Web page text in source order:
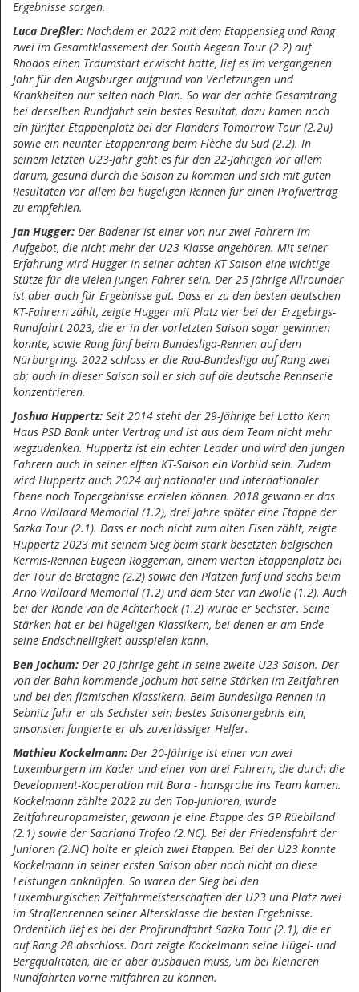
Ergebnisse sorgen.
Luca Dreßler: Nachdem er 2022 mit dem Etappensieg und Rang
zwei im Gesamtklassement der South Aegean Tour (2.2) auf
Rhodos einen Traumstart erwischt hatte, lief es im vergangenen
Jahr für den Augsburger aufgrund von Verletzungen und
Krankheiten nur selten nach Plan. So war der achte Gesamtrang
bei derselben Rundfahrt sein bestes Resultat, dazu kamen noch
ein fünfter Etappenplatz bei der Flanders Tomorrow Tour (2.2u)
sowie ein neunter Etappenrang beim Flèche du Sud (2.2). In
seinem letzten U23-Jahr geht es für den 22-Jährigen vor allem
darum, gesund durch die Saison zu kommen und sich mit guten
Resultaten vor allem bei hügeligen Rennen für einen Profivertrag
zu empfehlen.
Jan Hugger: Der Badener ist einer von nur zwei Fahrern im
Aufgebot, die nicht mehr der U23-Klasse angehören. Mit seiner
Erfahrung wird Hugger in seiner achten KT-Saison eine wichtige
Stütze für die vielen jungen Fahrer sein. Der 25-jährige Allrounder
ist aber auch für Ergebnisse gut. Dass er zu den besten deutschen
KT-Fahrern zählt, zeigte Hugger mit Platz vier bei der Erzgebirgs-
Rundfahrt 2023, die er in der vorletzten Saison sogar gewinnen
konnte, sowie Rang fünf beim Bundesliga-Rennen auf dem
Nürburgring. 2022 schloss er die Rad-Bundesliga auf Rang zwei
ab; auch in dieser Saison soll er sich auf die deutsche Rennserie
konzentrieren.
Joshua Huppertz: Seit 2014 steht der 29-Jährige bei Lotto Kern
Haus PSD Bank unter Vertrag und ist aus dem Team nicht mehr
wegzudenken. Huppertz ist ein echter Leader und wird den jungen
Fahrern auch in seiner elften KT-Saison ein Vorbild sein. Zudem
wird Huppertz auch 2024 auf nationaler und internationaler
Ebene noch Topergebnisse erzielen können. 2018 gewann er das
Arno Wallaard Memorial (1.2), drei Jahre später eine Etappe der
Sazka Tour (2.1). Dass er noch nicht zum alten Eisen zählt, zeigte
Huppertz 2023 mit seinem Sieg beim stark besetzten belgischen
Kermis-Rennen Eugeen Roggeman, einem vierten Etappenplatz bei
der Tour de Bretagne (2.2) sowie den Plätzen fünf und sechs beim
Arno Wallaard Memorial (1.2) und dem Ster van Zwolle (1.2). Auch
bei der Ronde van de Achterhoek (1.2) wurde er Sechster. Seine
Stärken hat er bei hügeligen Klassikern, bei denen er am Ende
seine Endschnelligkeit ausspielen kann.
Ben Jochum: Der 20-Jährige geht in seine zweite U23-Saison. Der
von der Bahn kommende Jochum hat seine Stärken im Zeitfahren
und bei den flämischen Klassikern. Beim Bundesliga-Rennen in
Sebnitz fuhr er als Sechster sein bestes Saisonergebnis ein,
ansonsten fungierte er als zuverlässiger Helfer.
Mathieu Kockelmann: Der 20-Jährige ist einer von zwei
Luxemburgern im Kader und einer von drei Fahrern, die durch die
Development-Kooperation mit Bora - hansgrohe ins Team kamen.
Kockelmann zählte 2022 zu den Top-Junioren, wurde
Zeitfahreuropameister, gewann je eine Etappe des GP Rüebiland
(2.1) sowie der Saarland Trofeo (2.NC). Bei der Friedensfahrt der
Junioren (2.NC) holte er gleich zwei Etappen. Bei der U23 konnte
Kockelmann in seiner ersten Saison aber noch nicht an diese
Leistungen anknüpfen. So waren der Sieg bei den
Luxemburgischen Zeitfahrmeisterschaften der U23 und Platz zwei
im Straßenrennen seiner Altersklasse die besten Ergebnisse.
Ordentlich lief es bei der Profirundfahrt Sazka Tour (2.1), die er
auf Rang 28 abschloss. Dort zeigte Kockelmann seine Hügel- und
Bergqualitäten, die er aber ausbauen muss, um bei kleineren
Rundfahrten vorne mitfahren zu können.